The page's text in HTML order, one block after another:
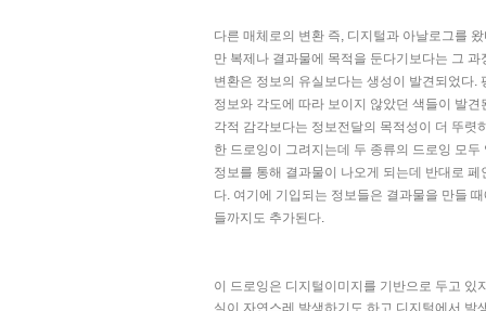
다른 매체로의 변환 즉, 디지털과 아날로그를
만 복제나 결과물에 목적을 둔다기보다는 그
변환은 정보의 유실보다는 생성이 발견되었다
정보와 각도에 따라 보이지 않았던 색들이 발
각적 감각보다는 정보전달의 목적성이 더 뚜
한 드로잉이 그려지는데 두 종류의 드로잉 모
정보를 통해 결과물이 나오게 되는데 반대로
다. 여기에 기입되는 정보들은 결과물을 만들
들까지도 추가된다.
이 드로잉은 디지털이미지를 기반으로 두고
실이 자연스레 발생하기도 하고 디지털에서